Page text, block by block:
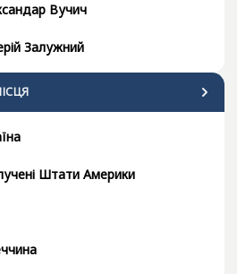
Вучич
Залужний
Штати Америки